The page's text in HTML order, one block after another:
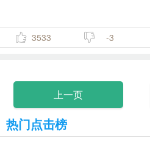
3533 -3
上一页
热门点击榜